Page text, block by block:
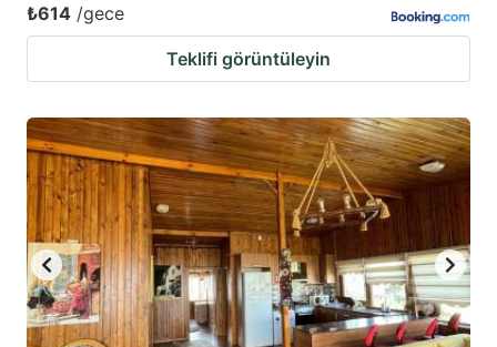
₺614 /gece
Teklifi görüntüleyin